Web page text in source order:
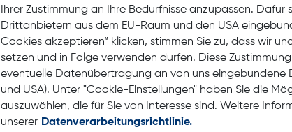
Ihrer Zustimmung an Ihre Bedürfnisse anzupassen. Dafür
Drittanbietern aus dem EU-Raum und den USA
Cookies akzeptieren“ klicken, stimmen Sie zu, dass wir
setzen und in Folge verwenden dürfen. Diese
eventuelle Datenübertragung an von uns eingebundene
und USA). Unter "Cookie-Einstellungen" haben Sie die
auszuwählen, die für Sie von Interesse sind. Weitere
unserer Datenverarbeitungsrichtlinie.